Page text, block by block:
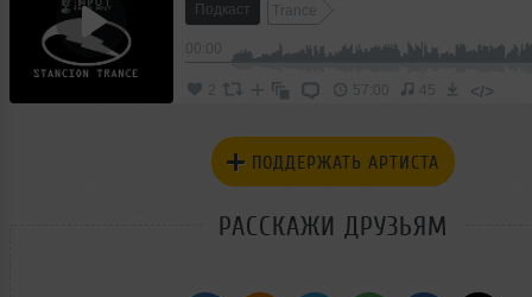
Подкаст Trance
2 57:00 45 </>
ПОДДЕРЖАТЬ АРТИСТА
РАССКАЖИ ДРУЗЬЯМ